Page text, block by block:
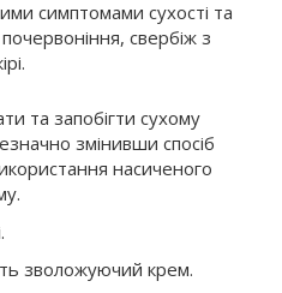
симптомами сухості та
свербіж з
та запобігти сухому
змінивши спосіб
насиченого
зволожуючий крем.